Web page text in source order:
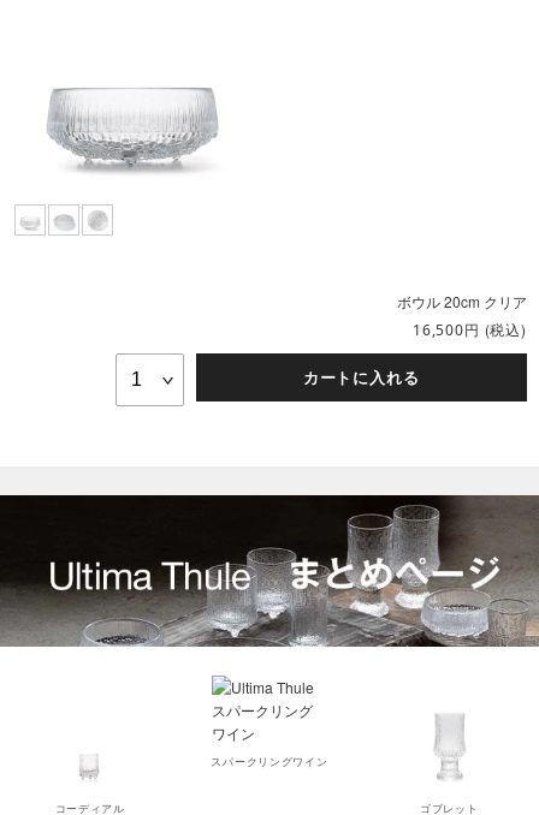
ボウル 20cm クリア
16,500円 (税込)
カートに入れる
コーディアル
スパークリングワイン
ゴブレット